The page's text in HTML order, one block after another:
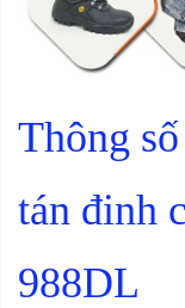
Thông
tán đinh
988DL